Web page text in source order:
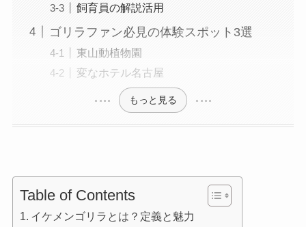
飼育員の解説活用
ゴリラファン必見の体験スポット3選
東山動植物園
変なホテル名古屋
もっと見る
Table of Contents
イケメンゴリラとは？定義と魅力